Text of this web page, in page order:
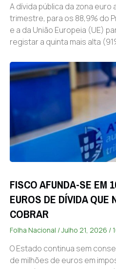
A dívida pública da zona
trimestre, para os 88,9% do
e a da União Europeia (UE)
registar a quinta mais alta
FISCO AFUNDA-SE EM
EUROS DE DÍVIDA QUE
COBRAR
Folha Nacional Julho 21, 2026
O Estado continua sem
de milhões de euros em